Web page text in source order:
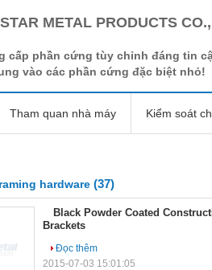
METAL PRODUCTS
cấp phần cứng tùy chỉnh đáng tin
vào các phần cứng đặc biệt nhỏ!
Tham quan nhà máy Kiểm soát
hardware (37)
Black Powder Coated
Brackets
Đọc thêm
2015-07-03 15:01:05